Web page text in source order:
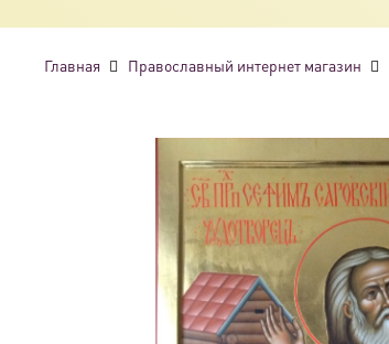
Главная Православный интернет магазин